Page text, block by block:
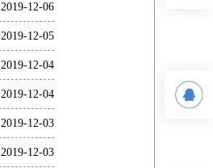
2019-12-06
2019-12-05
2019-12-04
2019-12-04
2019-12-03
2019-12-03